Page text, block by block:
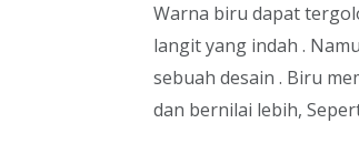
Warna biru dapat
langit yang indah .
sebuah desain . Biru
dan bernilai lebih,